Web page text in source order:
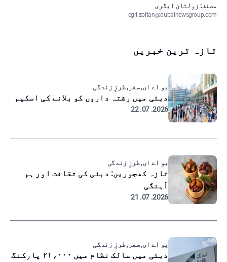
مصنف: زولتان ایگری
egri.zoltan@dubainewsgroup.com
تازہ ترین خبریں
یو اے ای, سفر, طرزِ زندگی
دبئی میں رشتہ داروں کو بلانے کی اسکیم
2026. 07. 22
یو اے ای, طرزِ زندگی
تازہ کھجوریں: دبئی کی ثقافت اور ہم
آہنگی
2026. 07. 21
یو اے ای, سفر, طرزِ زندگی
دبئی میں سالک نظام میں ۲۱،۰۰۰ پارکنگ